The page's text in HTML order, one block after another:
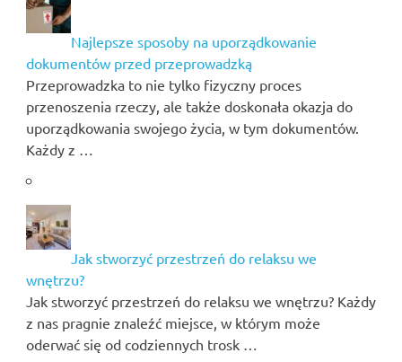
Najlepsze sposoby na uporządkowanie
dokumentów przed przeprowadzką
Przeprowadzka to nie tylko fizyczny proces
przenoszenia rzeczy, ale także doskonała okazja do
uporządkowania swojego życia, w tym dokumentów.
Każdy z …
Jak stworzyć przestrzeń do relaksu we
wnętrzu?
Jak stworzyć przestrzeń do relaksu we wnętrzu? Każdy
z nas pragnie znaleźć miejsce, w którym może
oderwać się od codziennych trosk …